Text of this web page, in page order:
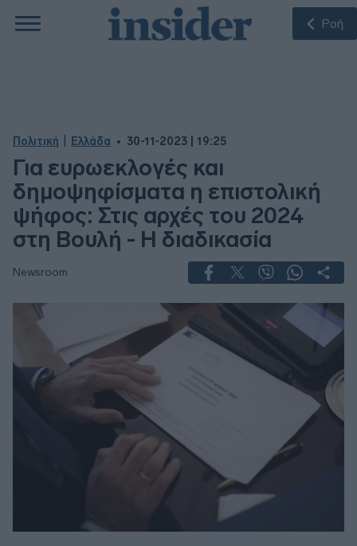
Ροή
Πολιτική Ελλάδα 30-11-2023 | 19:25
Για ευρωεκλογές και
δημοψηφίσματα η επιστολική
ψήφος: Στις αρχές του 2024
στη Βουλή - Η διαδικασία
Newsroom